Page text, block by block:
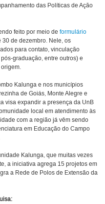
das Políticas de Ação
feito por meio de formulário
30 de dezembro. Nele, os
para contato, vinculação
graduação, entre outros) e
Kalunga e nos municípios
de Goiás, Monte Alegre e
visa expandir a presença da UnB
local em atendimento às
com a região já vêm sendo
em Educação do Campo
Kalunga, que muitas vezes
a iniciativa agrega 15 projetos em
a Rede de Polos de Extensão da